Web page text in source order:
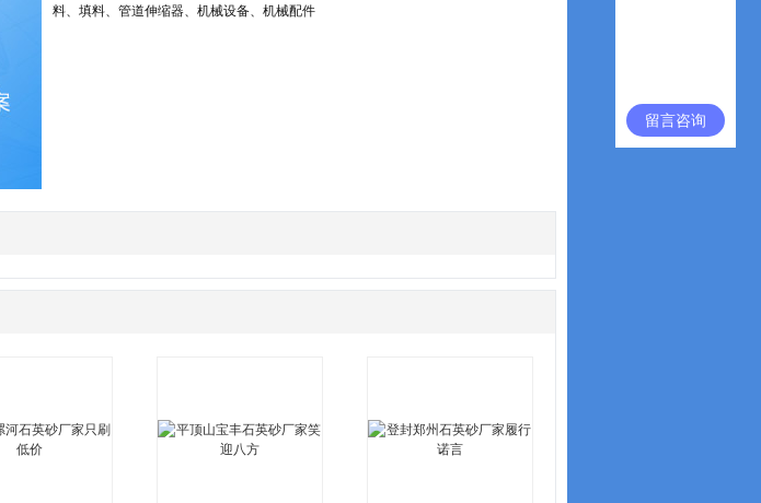
料、填料、管道伸缩器、机械设备、机械配件
留言咨询